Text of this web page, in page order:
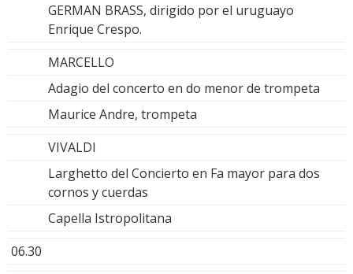
GERMAN BRASS, dirigido por el uruguayo
Enrique Crespo.
MARCELLO
Adagio del concerto en do menor de trompeta
Maurice Andre, trompeta
VIVALDI
Larghetto del Concierto en Fa mayor para dos
cornos y cuerdas
Capella Istropolitana
06.30